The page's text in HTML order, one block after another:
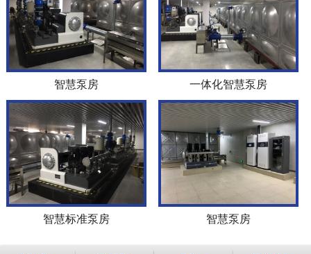
智慧泵房 一体化智慧泵房
智慧标准泵房 智慧泵房